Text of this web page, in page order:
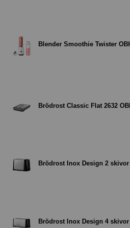
Blender Smoothie Twister
Brödrost Classic Flat 2632
Brödrost Inox Design 2 skivor
Brödrost Inox Design 4 skivor